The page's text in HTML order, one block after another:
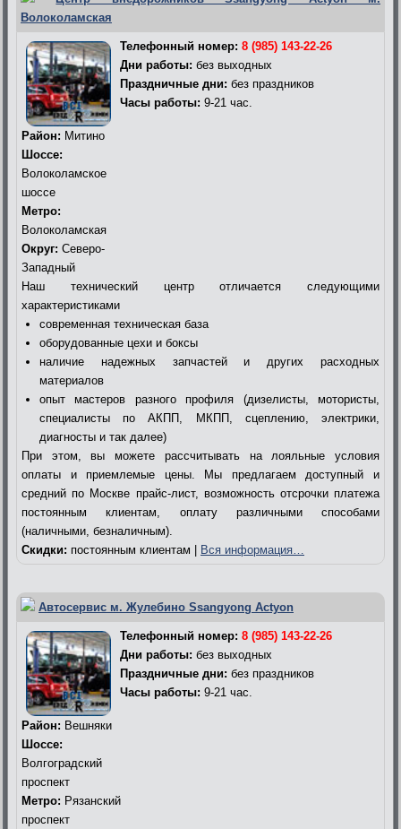
Волоколамская
Телефонный номер: 8 (985) 143-22-26
Дни работы: без выходных
Праздничные дни: без праздников
Часы работы: 9-21 час.
Район: Митино
Шоссе:
Волоколамское
шоссе
Метро:
Волоколамская
Округ: Северо-
Западный
Наш технический центр отличается следующими
характеристиками
современная техническая база
оборудованные цехи и боксы
наличие надежных запчастей и других расходных
материалов
опыт мастеров разного профиля (дизелисты, мотористы,
специалисты по АКПП, МКПП, сцеплению, электрики,
диагносты и так далее)
При этом, вы можете рассчитывать на лояльные условия
оплаты и приемлемые цены. Мы предлагаем доступный и
средний по Москве прайс-лист, возможность отсрочки платежа
постоянным клиентам, оплату различными способами
(наличными, безналичным).
Скидки: постоянным клиентам | Вся информация…
Автосервис м. Жулебино Ssangyong Actyon
Телефонный номер: 8 (985) 143-22-26
Дни работы: без выходных
Праздничные дни: без праздников
Часы работы: 9-21 час.
Район: Вешняки
Шоссе:
Волгоградский
проспект
Метро: Рязанский
проспект